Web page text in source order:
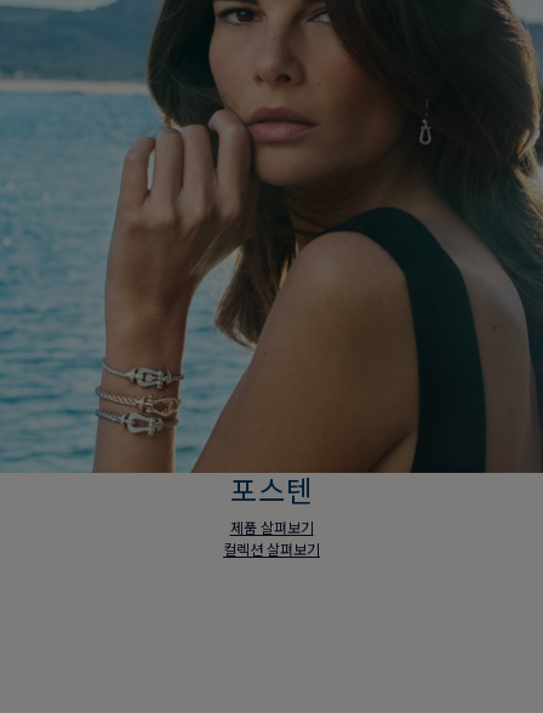
포스텐
제품 살펴보기
컬렉션 살펴보기